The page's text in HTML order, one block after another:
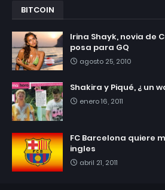
BITCOIN
Irina Shayk, novia de
posa para GQ
agosto 25, 2010
Shakira y Piqué, ¿ un
enero 16, 2011
FC Barcelona quiere
ingles
abril 21, 2011